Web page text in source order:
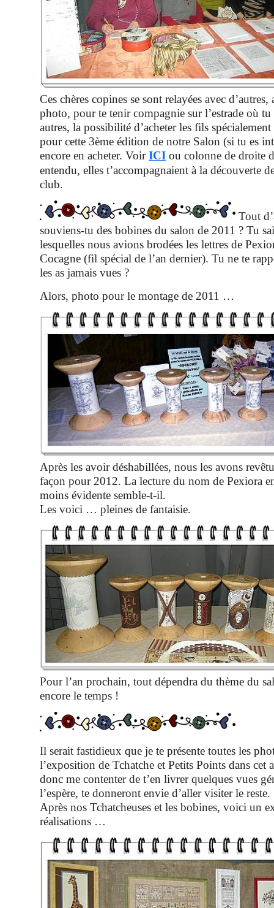
Ces chères copines se sont relayées avec d’autres,
photo, pour te tenir compagnie sur l’estrade où tu
autres, la possibilité d’acheter les fils
pour cette 3ème édition de notre Salon (si tu es
encore en acheter. VoirICI ou colonne de droite
entendu, elles t’accompagnaient à la découverte
club.
Tout
souviens-tu des bobines du salon de 2011 ? Tu
lesquelles nous avions brodées les lettres de
Cocagne (fil spécial de l’an dernier). Tu ne te
les as jamais vues ?
Alors, photo pour le montage de 2011 …
Après les avoir déshabillées, nous les avons
façon pour 2012. La lecture du nom de Pexiora
moins évidente semble-t-il.
Les voici … pleines de fantaisie.
Pour l’an prochain, tout dépendra du thème du
encore le temps !
Il serait fastidieux que je te présente toutes les
l’exposition de Tchatche et Petits Points dans cet
donc me contenter de t’en livrer quelques vues
l’espère, te donneront envie d’aller visiter le reste.
Après nos Tchatcheuses et les bobines, voici un
réalisations …